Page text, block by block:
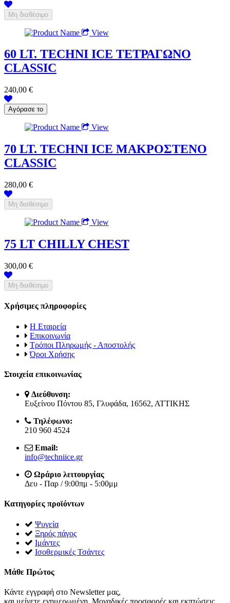
View
60 LT. TECHNI ICE ΤΕΤΡΑΓΩΝΟ
CLASSIC
240,00 €
View
70 LT. TECHNI ICE ΜΑΚΡΟΣΤΕΝΟ
CLASSIC
280,00 €
View
75 LT CHILLY CHEST
300,00 €
Χρήσιμες πληροφορίες
Η Εταιρεία
Επικοινωνία
Τρόποι Πληρωμής - Αποστολής
Όροι Χρήσης
Στοιχεία επικοινωνίας
Διεύθυνση:
Ευξείνου Πόντου 85, Γλυφάδα, 16562, ΑΤΤΙΚΗΣ
Τηλέφωνο:
210 960 4524
Email:
info@techniice.gr
Ωράριο λειτουργίας
Δευ - Παρ / 9:00πμ - 5:00μμ
Κατηγορίες προϊόντων
Ψυγεία
Ξηρός πάγος
Ιμάντες
Ισοθερμικές Τσάντες
Μάθε Πρώτος
Κάντε εγγραφή στο Newsletter μας,